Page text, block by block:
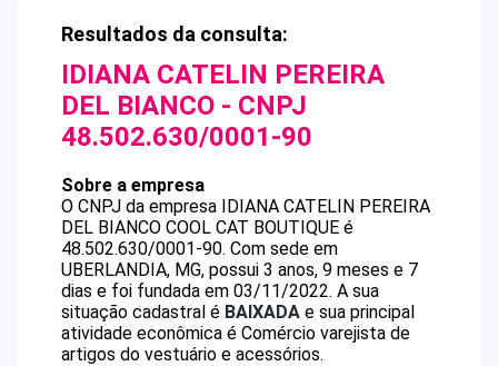
Resultados da consulta:
IDIANA CATELIN PEREIRA
DEL BIANCO - CNPJ
48.502.630/0001-90
Sobre a empresa
O CNPJ da empresa IDIANA CATELIN PEREIRA
DEL BIANCO COOL CAT BOUTIQUE é
48.502.630/0001-90. Com sede em
UBERLANDIA, MG, possui 3 anos, 9 meses e 7
dias e foi fundada em 03/11/2022. A sua
situação cadastral é BAIXADA e sua principal
atividade econômica é Comércio varejista de
artigos do vestuário e acessórios.